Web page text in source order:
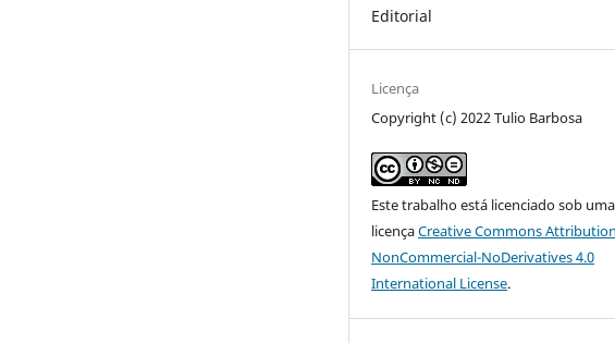
Editorial
Licença
Copyright (c) 2022 Tulio Barbosa
Este trabalho está licenciado sob uma
licençaCreative Commons
NonCommercial-NoDerivatives 4.0
International License.